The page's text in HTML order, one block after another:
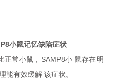
小鼠记忆缺陷症状
正常小鼠，SAMP8小 鼠存在明
能有效缓解 该症状。